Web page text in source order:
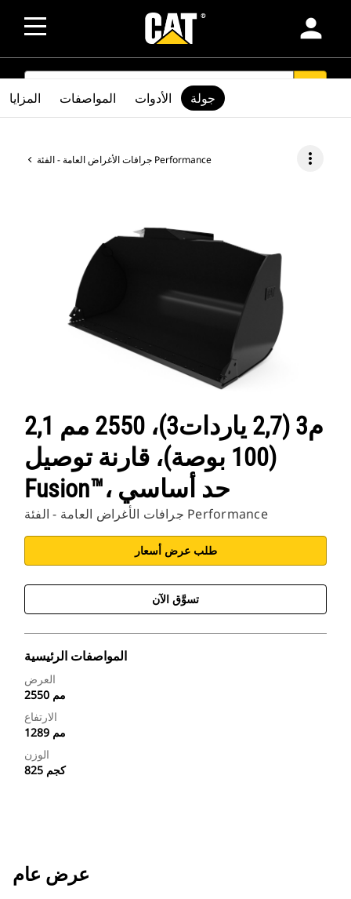
person
SEARCH
جرافات الأغراض العامة - الفئة Performance more_vert
2,1 م3 (2,7 ياردات3)، 2550 مم
(100 بوصة)، قارنة توصيل
Fusion™، حد أساسي
جرافات الأغراض العامة - الفئة Performance
طلب عرض أسعار
تسوَّق الآن
المواصفات الرئيسية
العرض
2550 مم
الارتفاع
1289 مم
الوزن
825 كجم
المزايا المواصفات الأدوات جولة
عرض عام